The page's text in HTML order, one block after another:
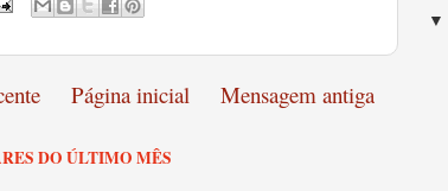
Mensagem antiga
Página inicial
DO ÚLTIMO MÊS
▼